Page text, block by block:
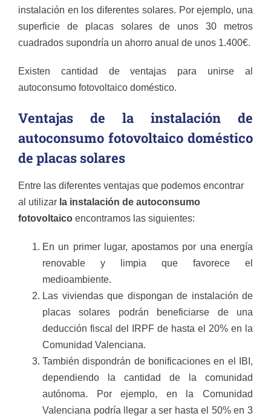
instalación en los diferentes solares. Por ejemplo, una
superficie de placas solares de unos 30 metros
cuadrados supondría un ahorro anual de unos 1.400€.
Existen cantidad de ventajas para unirse al
autoconsumo fotovoltaico doméstico.
Ventajas de la instalación de
autoconsumo fotovoltaico doméstico
de placas solares
Entre las diferentes ventajas que podemos encontrar
al utilizar la instalación de autoconsumo
fotovoltaico encontramos las siguientes:
En un primer lugar, apostamos por una energía
renovable y limpia que favorece el
medioambiente.
Las viviendas que dispongan de instalación de
placas solares podrán beneficiarse de una
deducción fiscal del IRPF de hasta el 20% en la
Comunidad Valenciana.
También dispondrán de bonificaciones en el IBI,
dependiendo la cantidad de la comunidad
autónoma. Por ejemplo, en la Comunidad
Valenciana podría llegar a ser hasta el 50% en 3